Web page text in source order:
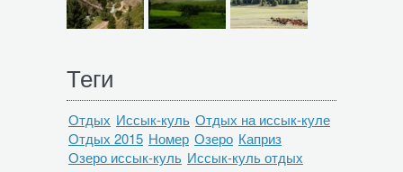
Теги
Отдых Иссык-куль Отдых на иссык-куле
Отдых 2015 Номер Озеро Каприз
Озеро иссык-куль Иссык-куль отдых